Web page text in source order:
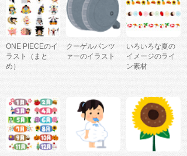
ONE PIECEのイ
ラスト（まと
め）
クーゲルパンツ
ァーのイラスト
いろいろな夏の
イメージのライ
ン素材